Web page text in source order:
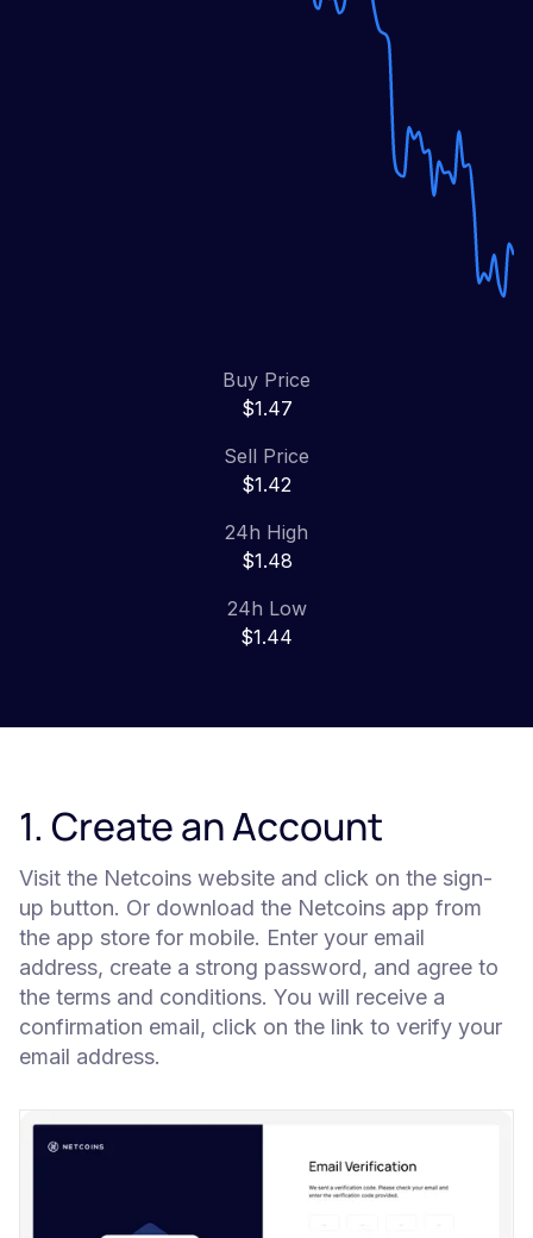
Buy Price
$1.47
Sell Price
$1.42
24h High
$1.48
24h Low
$1.44
1. Create an Account
Visit the Netcoins website and click on the sign-
up button. Or download the Netcoins app from
the app store for mobile. Enter your email
address, create a strong password, and agree to
the terms and conditions. You will receive a
confirmation email, click on the link to verify your
email address.